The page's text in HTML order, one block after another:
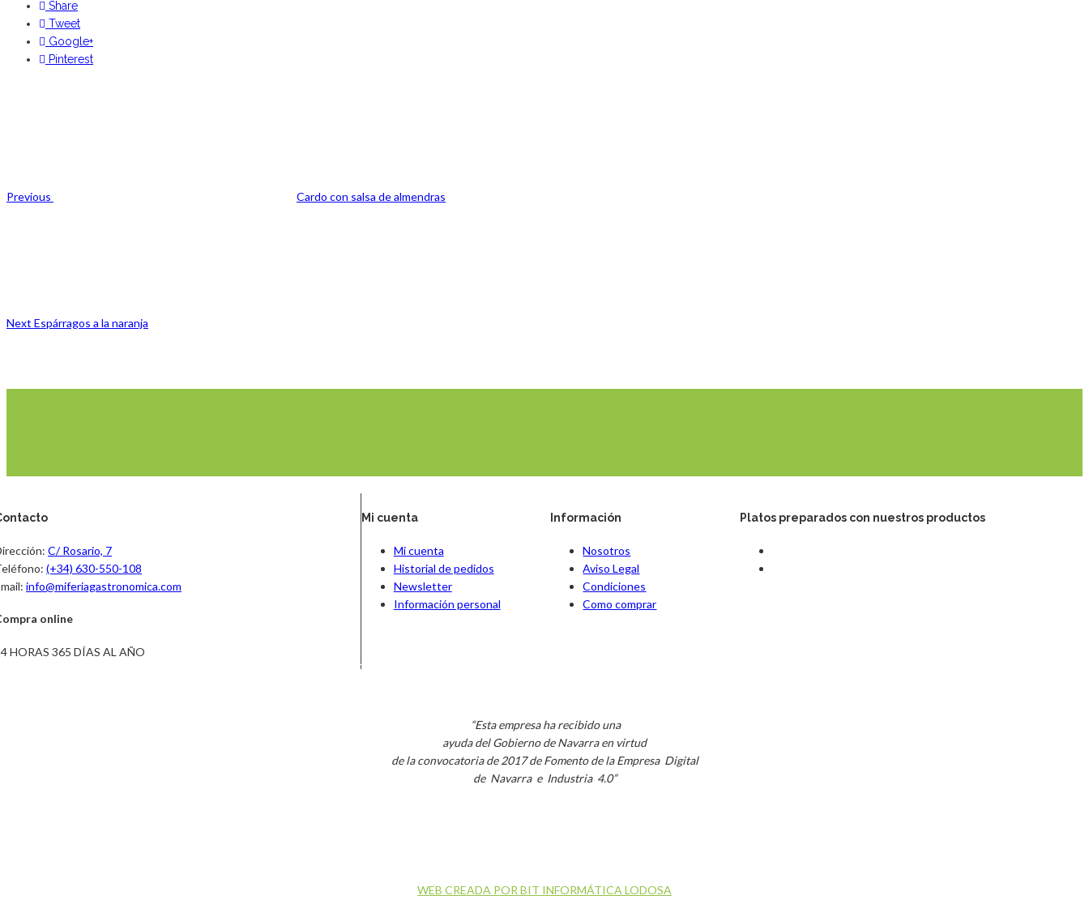
Share
Tweet
Google+
Pinterest
Previous
Cardo con salsa de almendras
Next Espárragos a la naranja
C/ Rosario, 7
(+34) 630-550-108
info@miferiagastronomica.com
online
HORAS 365 DÍAS AL AÑO
Mi cuenta
Mi cuenta
Historial de pedidos
Newsletter
Información personal
Información
Nosotros
Aviso Legal
Condiciones
Como comprar
Platos preparados con nuestros productos
“Esta empresa ha recibido una
ayuda del Gobierno de Navarra en virtud
de la convocatoria de 2017 de Fomento de la Empresa Digital
de Navarra e Industria 4.0”
WEB CREADA POR BIT INFORMÁTICA LODOSA